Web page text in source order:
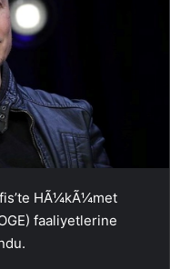
HÃ¼kÃ¼met
faaliyetlerine